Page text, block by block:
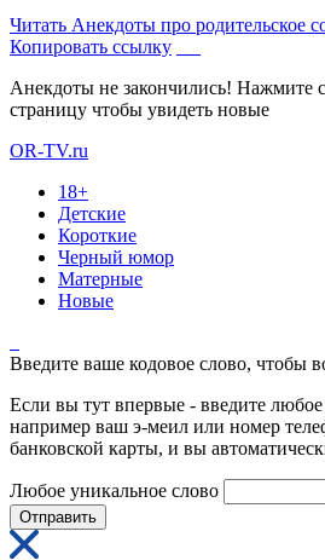
Читать Анекдоты про родительское
Копировать ссылку
Анекдоты не закончились! Нажмите
страницу чтобы увидеть новые
OR-TV.ru
18+
Детские
Короткие
Черный юмор
Матерные
Новые
Введите ваше кодовое слово, чтобы
Если вы тут впервые - введите
например ваш э-меил или номер
банковской карты, и вы
Любое уникальное слово
Отправить